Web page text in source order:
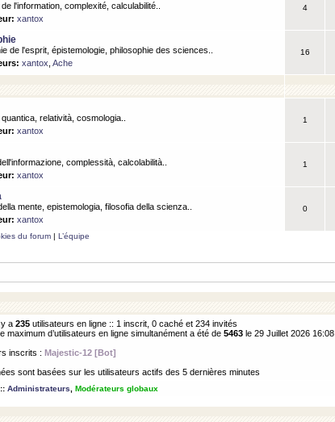
l'information, complexité, calculabilité..
xantox
4
de l'esprit, épistemologie, philosophie des sciences..
xantox Ache
16
relatività, cosmologia..
xantox
1
complessità, calcolabilità..
xantox
1
mente, epistemologia, filosofia della scienza..
xantox
0
du forum | L’équipe
y a 235 utilisateurs en ligne :: 1 inscrit, 0 caché et 234 invités
maximum d’utilisateurs en ligne simultanément a été de 5463 le 29 Juillet 2026 16:08
inscrits : Majestic-12 [Bot]
sont basées sur les utilisateurs actifs des 5 dernières minutes
Administrateurs Modérateurs globaux